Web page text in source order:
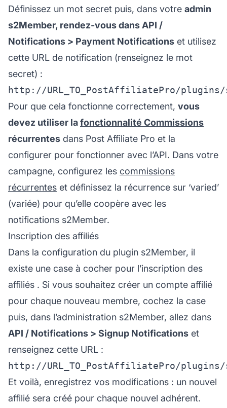
Définissez un mot secret puis, dans votre admin
s2Member, rendez-vous dans API /
Notifications > Payment Notifications et utilisez
cette URL de notification (renseignez le mot
secret) :
Pour que cela fonctionne correctement, vous
devez utiliser lafonctionnalité Commissions
récurrentes dans Post Affiliate Pro et la
configurer pour fonctionner avec l’API. Dans votre
campagne, configurez les commissions
récurrentes et définissez la récurrence sur ‘varied’
(variée) pour qu’elle coopère avec les
notifications s2Member.
Inscription des affiliés
Dans la configuration du plugin s2Member, il
existe une case à cocher pour l’inscription des
affiliés . Si vous souhaitez créer un compte affilié
pour chaque nouveau membre, cochez la case
puis, dans l’administration s2Member, allez dans
API / Notifications > Signup Notifications et
renseignez cette URL :
Et voilà, enregistrez vos modifications : un nouvel
affilié sera créé pour chaque nouvel adhérent.